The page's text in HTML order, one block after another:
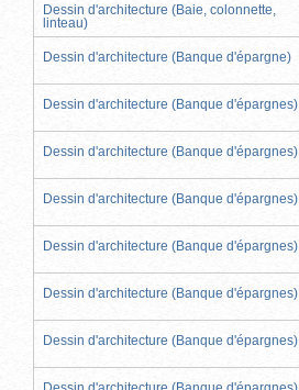
Dessin d'architecture (Baie, colonnette,
linteau)
Dessin d'architecture (Banque d'épargne)
Dessin d'architecture (Banque d'épargnes)
Dessin d'architecture (Banque d'épargnes)
Dessin d'architecture (Banque d'épargnes)
Dessin d'architecture (Banque d'épargnes)
Dessin d'architecture (Banque d'épargnes)
Dessin d'architecture (Banque d'épargnes)